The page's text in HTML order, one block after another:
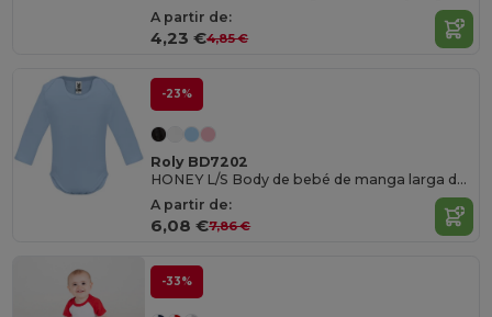
A partir de:
4,23 €4,85 €
-23%
Roly BD7202
HONEY L/S Body de bebé de manga larga de punto liso
A partir de:
6,08 €7,86 €
-33%